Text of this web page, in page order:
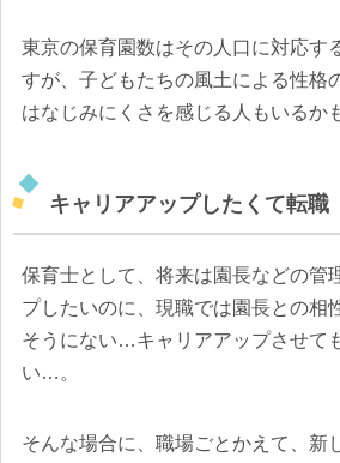
東京の保育園数はその人口に対応す
すが、子どもたちの風土による性格
はなじみにくさを感じる人もいるか
キャリアアップしたくて転職
保育士として、将来は園長などの管
プしたいのに、現職では園長との相
そうにない…キャリアアップさせて
い…。
そんな場合に、職場ごとかえて、新